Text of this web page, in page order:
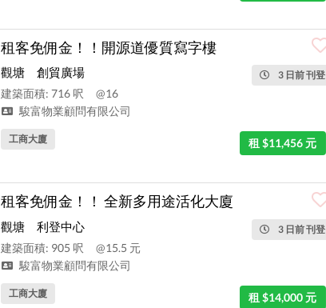
租客免佣金！！開源道優質寫字樓
3 日前 刊登
觀塘 創貿廣場
建築面積: 716 呎
@16
駿富物業顧問有限公司
租 $11,456 元
工商大廈
租客免佣金！！ 全新多用途活化大廈
3 日前 刊登
觀塘 利登中心
建築面積: 905 呎
@15.5 元
駿富物業顧問有限公司
租 $14,000 元
工商大廈